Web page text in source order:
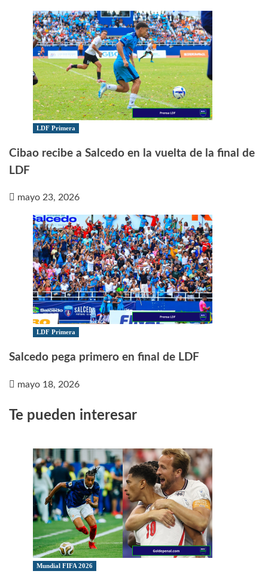
LDF Primera
Cibao recibe a Salcedo en la vuelta de la final de
LDF
mayo 23, 2026
LDF Primera
Salcedo pega primero en final de LDF
mayo 18, 2026
Te pueden interesar
Mundial FIFA 2026